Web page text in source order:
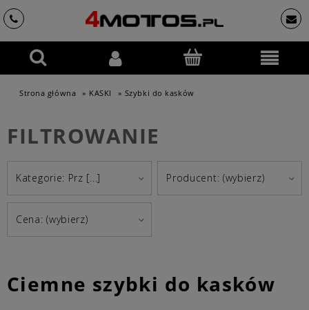
Strona główna » KASKI » Szybki do kasków
FILTROWANIE
Kategorie: Prz [...] Producent: (wybierz)
Cena: (wybierz)
Ciemne szybki do kasków